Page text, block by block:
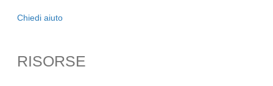
Chiedi aiuto
RISORSE